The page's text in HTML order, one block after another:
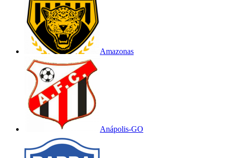
Amazonas
Anápolis-GO